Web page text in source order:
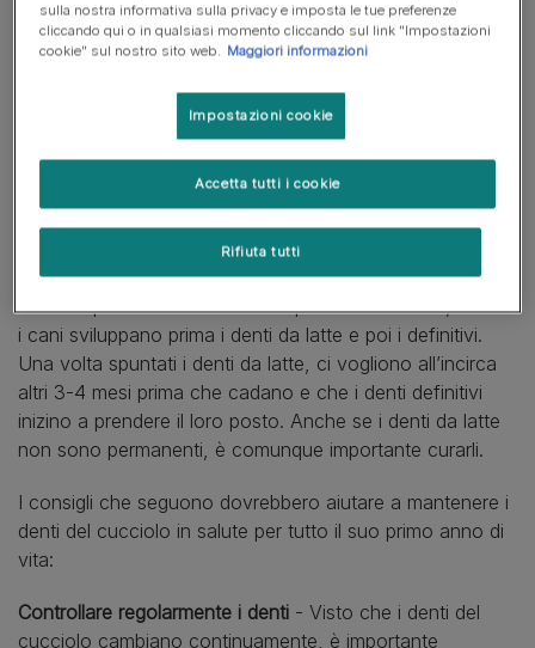
Igiene orale del cucciolo:
Prendersi cura dei denti di un cucciolo può essere
difficile. La loro bocca e i loro denti crescono e
cambiano continuamente, per cui è importante tenere
sotto controllo la loro salute orale.
All'età di 3-4 settimane il cucciolo dovrebbe iniziare ad
avere la prima serie di denti. Proprio come l’uomo, anche
i cani sviluppano prima i denti da latte e poi i definitivi.
Una volta spuntati i denti da latte, ci vogliono all’incirca
altri 3-4 mesi prima che cadano e che i denti definitivi
inizino a prendere il loro posto. Anche se i denti da latte
non sono permanenti, è comunque importante curarli.
I consigli che seguono dovrebbero aiutare a mantenere i
denti del cucciolo in salute per tutto il suo primo anno di
vita:
Controllare regolarmente i denti - Visto che i denti del
cucciolo cambiano continuamente, è importante
sulla nostra informativa sulla privacy e imposta le tue preferenze
cliccando qui o in qualsiasi momento cliccando sul link "Impostazioni
cookie" sul nostro sito web. Maggiori informazioni
Impostazioni cookie
Rifiuta tutti
Accetta tutti i cookie